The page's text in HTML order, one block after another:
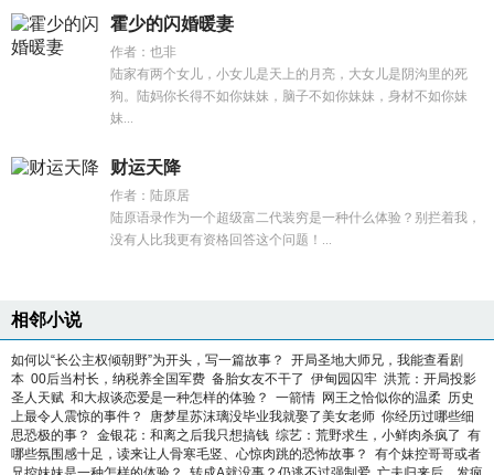
霍少的闪婚暖妻
作者：也非
陆家有两个女儿，小女儿是天上的月亮，大女儿是阴沟里的死
狗。陆妈你长得不如你妹妹，脑子不如你妹妹，身材不如你妹
妹...
财运天降
作者：陆原居
陆原语录作为一个超级富二代装穷是一种什么体验？别拦着我，
没有人比我更有资格回答这个问题！...
相邻小说
如何以“长公主权倾朝野”为开头，写一篇故事？
开局圣地大师兄，我能查看剧
本 00后当村长，纳税养全国军费 备胎女友不干了 伊甸园囚牢 洪荒：开局投影
圣人天赋 和大叔谈恋爱是一种怎样的体验？ 一箭情 网王之恰似你的温柔 历史
上最令人震惊的事件？
唐梦星苏沫璃没毕业我就娶了美女老师 你经历过哪些细
思恐极的事？
金银花：和离之后我只想搞钱 综艺：荒野求生，小鲜肉杀疯了 有
哪些氛围感十足，读来让人骨寒毛竖、心惊肉跳的恐怖故事？
有个妹控哥哥或者